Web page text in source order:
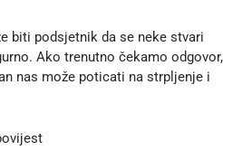
biti podsjetnik da se neke stvari
Ako trenutno čekamo odgovor,
nas može poticati na strpljenje i